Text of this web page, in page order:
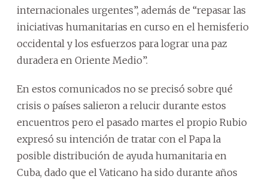
internacionales urgentes”, además de “repasar las
iniciativas humanitarias en curso en el hemisferio
occidental y los esfuerzos para lograr una paz
duradera en Oriente Medio”.
En estos comunicados no se precisó sobre qué
crisis o países salieron a relucir durante estos
encuentros pero el pasado martes el propio Rubio
expresó su intención de tratar con el Papa la
posible distribución de ayuda humanitaria en
Cuba, dado que el Vaticano ha sido durante años